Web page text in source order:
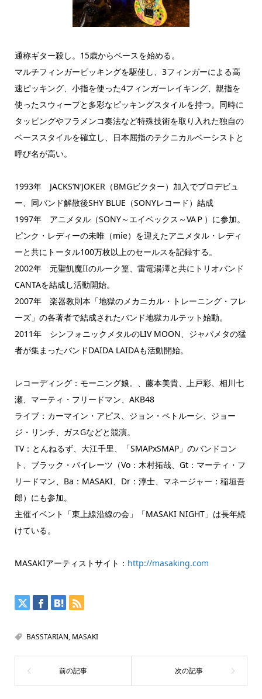
通称ギター殺し。15歳からベースを始める。
マルチフィンガーピッキングを駆使し、3フィンガーによる高
速ピッキング、小指を使った4フィンガーレイキング、親指を
使ったスウィープと多彩なピッキングスタイルを持つ。同時に
タッピングやフラメンコ奏法など特殊技術を取り入れた独自の
ベーススタイルを確立し、日本屈指のテクニカルベーシストと
呼び名が高い。
1993年 JACKS’N’JOKER（BMGビクター）加入でプロデビュ
ー、同バンド解散後SHY BLUE（SONYレコード）結成
1997年 アニメタル（SONY～エイベックス～VAＰ）に参加。
ピンク・レディーの未唯（mie）を迎えたアニメタル・レディ
ーと共にトータル100万枚以上のセールスを記録する。
2002年 元聖飢魔IIのルーク篁、雷電湯澤と共にトリオバンド
CANTAを結成し活動開始。
2007年 楽器教則本「地獄のメカニカル・トレーニング・フレ
ーズ」の各著者で結成されたバンド地獄カルテット始動。
2011年 シンフォニックメタルのLIV MOON、ジャパメタの猛
者が集まったバンドDAIDA LAIDAも活動開始。
レコーディング：モーニング娘。、藤本美貴、上戸彩、相川七
瀬、マーティ・フリードマン、AKB48
ライブ：カーマイン・アピス、ジョン・ペトルーシ、ジョー
ジ・リンチ、ガスGなどと競演。
TV：とんねるず、大江千里、「SMAPxSMAP」のバンドコン
ト、ブラック・パイレーツ（Vo：木村拓哉、Gt：マーティ・フ
リードマン、Ba：MASAKI、Dr：淳士、マネージャー：稲垣吾
郎）にも参加。
主催イベント「東上線沿線の会」「MASAKI NIGHT」は長年続
けている。
MASAKIアーティストサイト： http://masaking.com
BASSTARIAN, MASAKI